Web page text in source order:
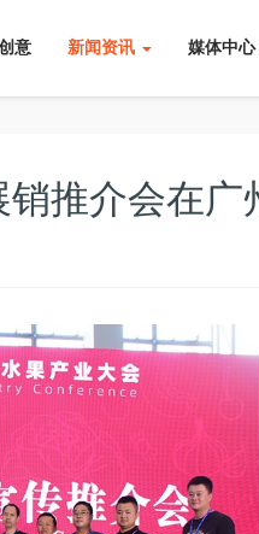
意 新闻资讯 媒体中心
销推介会在广